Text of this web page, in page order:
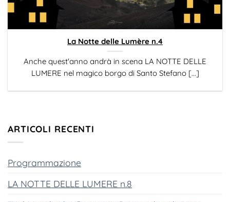
La Notte delle Lumère n.4
Anche quest'anno andrà in scena LA NOTTE DELLE
LUMERE nel magico borgo di Santo Stefano [...]
ARTICOLI RECENTI
Programmazione
LA NOTTE DELLE LUMERE n.8